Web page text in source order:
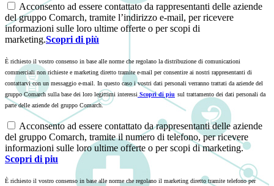
Acconsento ad essere contattato da rappresentanti delle aziende
del gruppo Comarch, tramite l’indirizzo e-mail, per ricevere
informazioni sulle loro ultime offerte o per scopi di
marketing.Scopri di più
È richiesto il vostro consenso in base alle norme che regolano la distribuzione di comunicazioni
commerciali non richieste e marketing diretto tramite e-mail per consentire ai nostri rappresentanti di
contattarvi con un messaggio e-mail. In questo caso i vostri dati personali verranno trattati da aziende del
gruppo Comarch sulla base dei loro legittimi interessi Scopri di piu sul trattamento dei dati personali da
parte delle aziende del gruppo Comarch.
Acconsento ad essere contattato da rappresentanti delle aziende
del gruppo Comarch, tramite il numero di telefono, per ricevere
informazioni sulle loro ultime offerte o per scopi di marketing.
Scopri di piu
È richiesto il vostro consenso in base alle norme che regolano il marketing diretto tramite telefono per